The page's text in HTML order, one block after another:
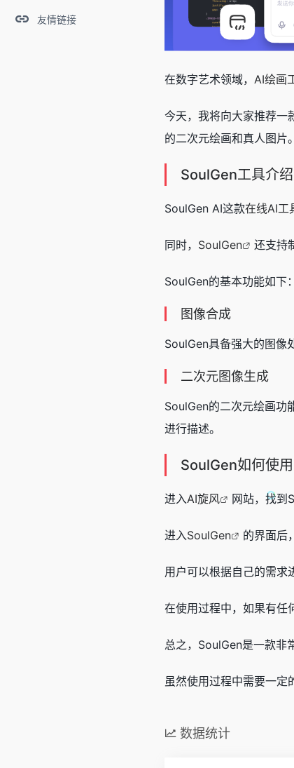
友情链接
在数字艺术领域， AI绘画
今天，我将向大家推荐
的二次元绘画和真人图片。
SoulGen工具介绍
SoulGen AI这款在线AI工
同时， SoulGen 还支持
SoulGen的基本功能如下：
图像合成
SoulGen具备强大的图像
二次元图像生成
SoulGen的二次元绘画功
进行描述。
SoulGen如何使用
进入AI旋风 网站，找到
进入SoulGen 的界面后
用户可以根据自己的需求
在使用过程中，如果有任
总之，SoulGen是一款非
虽然使用过程中需要一定
数据统计